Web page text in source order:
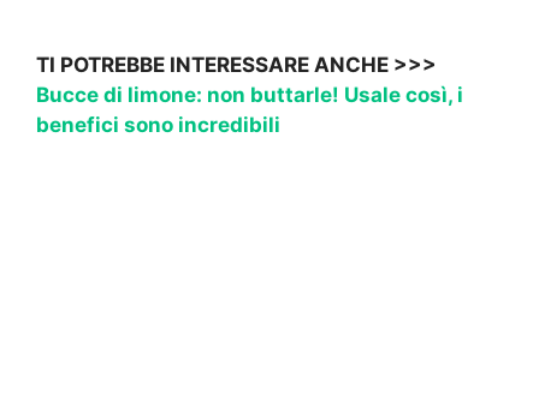
TI POTREBBE INTERESSARE ANCHE >>>
Bucce di limone: non buttarle! Usale così, i
benefici sono incredibili